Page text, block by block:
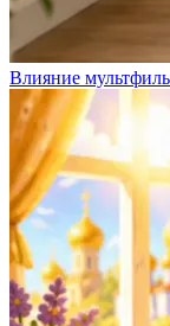
Влияние